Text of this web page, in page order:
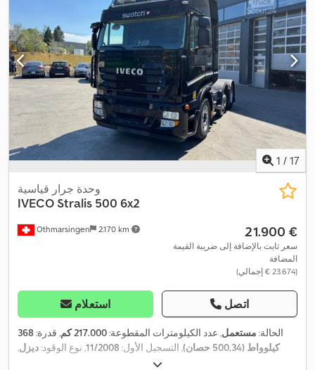
1 / 17
Othmarsingen 2.170 km
وحدة جرار قياسية
IVECO Stralis 500 6x2
‏21.900 €
سعر ثابت بالإضافة إلى ضريبة القيمة
المضافة
(‏23.674 € إجمالي)
استعلام اتصل
الحالة: مستعمل, عدد الكيلومترات المقطوعة:217.000 كم , قدرة:368
كيلوواط (500,34 حصان)
, التسجيل الأول: 11/2008, نوع الوقود:ديزل,
, نوع التروس: